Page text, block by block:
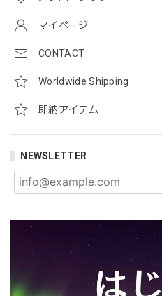
マイページ
CONTACT
Worldwide Shipping
即納アイテム
NEWSLETTER